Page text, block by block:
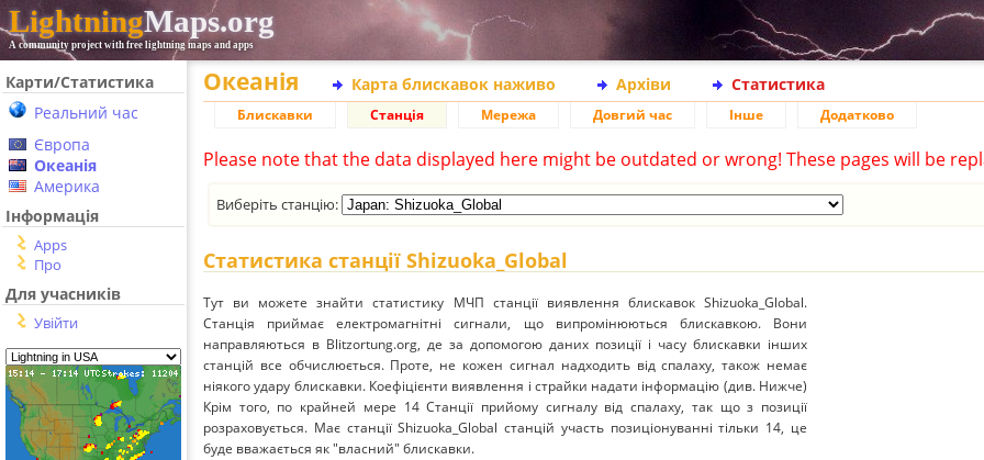
LightningMaps.org
A community project with free lightning maps and apps
Карти/Статистика
Реальний час
Європа
Океанія
Америка
Інформація
Apps
Про
Для учасників
Увійти
Океанія Карта блискавок наживо Архіви Статистика
Блискавки Станція Мережа Довгий час Інше Додатково
Please note that the data displayed here might be outdated or wrong! These pages will be
Виберіть станцію:
Статистика станції Shizuoka_Global
Тут ви можете знайти статистику МЧП станції виявлення блискавок Shizuoka_Global.
Станція приймає електромагнітні сигнали, що випромінюються блискавкою. Вони
направляються в Blitzortung.org, де за допомогою даних позиції і часу блискавки інших
станцій все обчислюється. Проте, не кожен сигнал надходить від спалаху, також немає
ніякого удару блискавки. Коефіцієнти виявлення і страйки надати інформацію (див. Нижче)
Крім того, по крайней мере 14 Станції прийому сигналу від спалаху, так що з позиції
розраховується. Має станції Shizuoka_Global станцій участь позиціонуванні тільки 14, це
буде вважається як "власний" блискавки.